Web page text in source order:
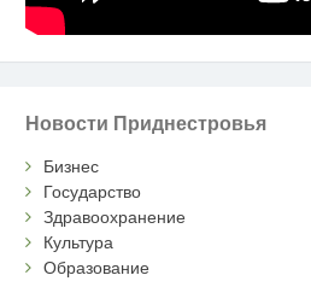
Новости Приднестровья
Бизнес
Государство
Здравоохранение
Культура
Образование